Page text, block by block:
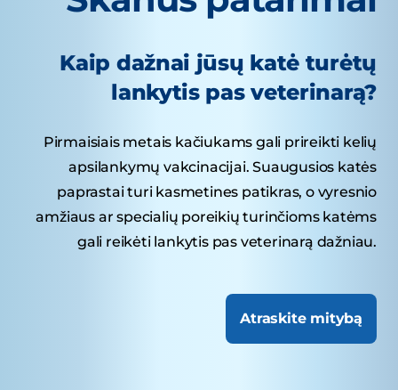
Kaip dažnai jūsų katė turėtų
lankytis pas veterinarą?
Pirmaisiais metais kačiukams gali prireikti kelių
apsilankymų vakcinacijai. Suaugusios katės
paprastai turi kasmetines patikras, o vyresnio
amžiaus ar specialių poreikių turinčioms katėms
gali reikėti lankytis pas veterinarą dažniau.
Atraskite mitybą